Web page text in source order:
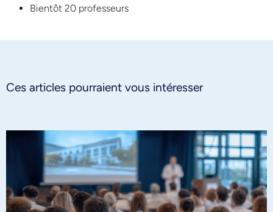
Bientôt 20 professeurs
Ces articles pourraient vous intéresser